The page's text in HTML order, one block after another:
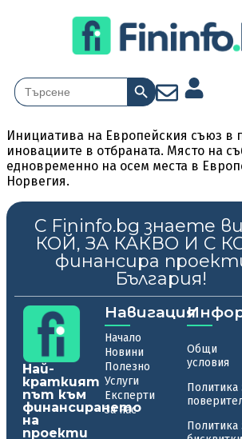
Search
for:
Search Button
Инициатива на Европейския съюз в
иновациите в отбраната. Място на
едновременно на осем места в
Норвегия.
С Fininfo.bg знаете
КОЙ, ЗА КАКВО И С
финансира
България!
Най-
краткият
път към
финансирането
на
проекти
Навигация
Начало
Новини
Полезно
Услуги
Експерти
За нас
Общи
условия
Политика
Политика